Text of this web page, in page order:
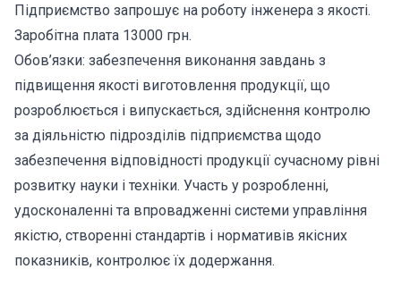
Підприємство запрошує на роботу інженера з якості.
Заробітна плата 13000 грн.
Обов’язки: забезпечення виконання завдань з
підвищення якості виготовлення продукції, що
розроблюється і випускається, здійснення контролю
за діяльністю підрозділів підприємства щодо
забезпечення відповідності продукції сучасному рівні
розвитку науки і техніки. Участь у розробленні,
удосконаленні та впровадженні системи управління
якістю, створенні стандартів і нормативів якісних
показників, контролює їх додержання.